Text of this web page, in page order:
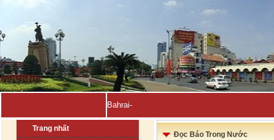
Bahrain, Kuwait tuyên b_
Trang nhất
Đọc Báo Trong Nước